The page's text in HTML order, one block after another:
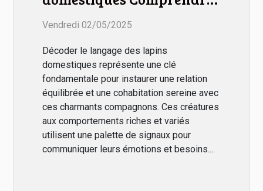
et interpréter les signaux
pour une cohabitation
harmonieuse
Vendredi 02/05/2025
Décoder le langage des lapins
domestiques représente une clé
fondamentale pour instaurer une relation
équilibrée et une cohabitation sereine avec
ces charmants compagnons. Ces créatures
aux comportements riches et variés
utilisent une palette de signaux pour
communiquer leurs émotions et besoins....